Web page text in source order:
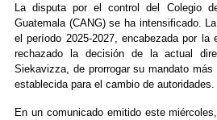
La disputa por el control del Colegio
Guatemala (CANG) se ha intensificado.
el período 2025-2027, encabezada por la
rechazado la decisión de la actual
Siekavizza, de prorrogar su mandato
establecida para el cambio de autoridades.
En un comunicado emitido este